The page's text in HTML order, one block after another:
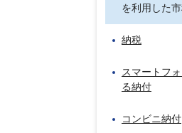
を利用した
納税
スマートフ
る納付
コンビニ納付